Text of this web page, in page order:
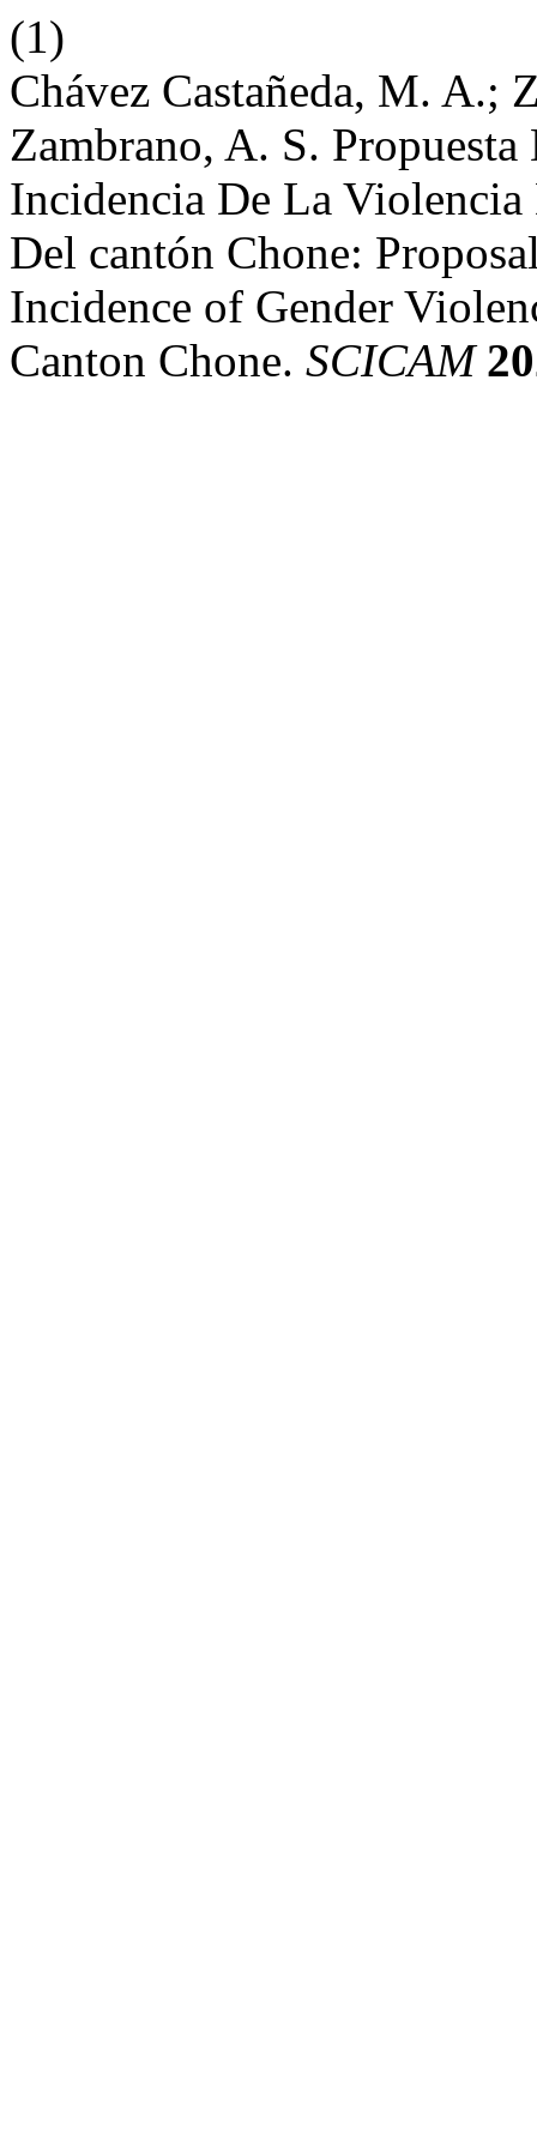
(1)
Chávez Castañeda, M. A.;
Zambrano, A. S.
Incidencia De La
Del cantón Chone:
Incidence of Gender
Canton Chone. SCICAM